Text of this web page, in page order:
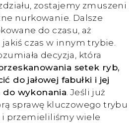
zostajemy zmuszeni
nurkowanie. Dalsze
do czasu, aż
czas w innym trybie.
decyzja, która
setek ryb,
do jałowej fabułki i jej
do wykonania . Jeśli już
sprawę kluczowego trybu
przemieliliśmy wiele